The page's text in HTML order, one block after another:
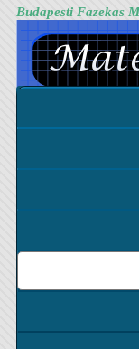
Budapesti Fazekas